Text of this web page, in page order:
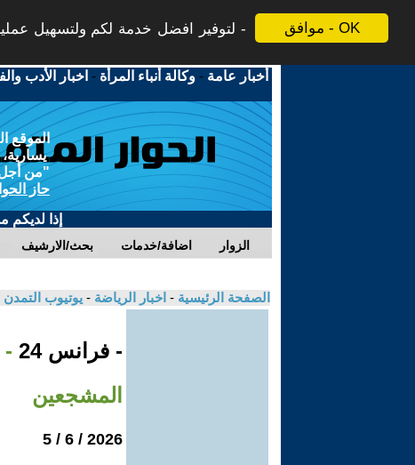
موافق - OK
لتوفير افضل خدمة لكم ولتسهيل
أخبار عامة -وكالة أنباء المرأة - اخبار الأدب
الموقع
يسارية،
"من أجل
حاز
إذا لديكم
بحث/الارشيف اضافة/خدمات الزوار
الصفحة الرئيسية - اخبار الرياضة - يوتيوب التمدن
- فرانس 24
المشجعين
2026 / 6 / 5